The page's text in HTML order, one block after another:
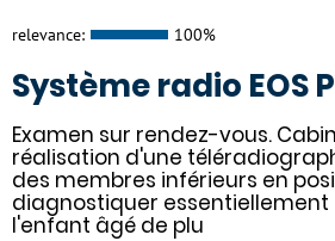
relevance: 100%
Système radio EOS
Examen sur rendez-vous.
réalisation d'une
des membres inférieurs en
diagnostiquer essentiellement
l'enfant âgé de plu